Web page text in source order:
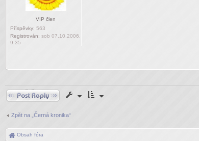
VIP člen
Příspěvky: 563
Registrován: sob 07.10.2006,
9:35
Odpovědět
Zpět na „Černá kronika“
Obsah fóra